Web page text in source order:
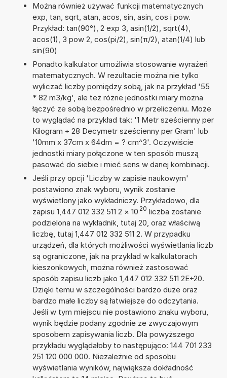
Można również używać funkcji matematycznych
exp, tan, sqrt, atan, acos, sin, asin, cos i pow.
Przykład: tan(90°), 2 exp 3, asin(1/2), sqrt(4),
acos(1), 3 pow 2, cos(pi/2), sin(π/2), atan(1/4) lub
sin(90)
Ponadto kalkulator umożliwia stosowanie wyrażeń
matematycznych. W rezultacie można nie tylko
wyliczać liczby pomiędzy sobą, jak na przykład '55
* 82 m3/kg', ale też różne jednostki miary można
łączyć ze sobą bezpośrednio w przeliczeniu. Może
to wyglądać na przykład tak: '1 Metr sześcienny per
Kilogram + 28 Decymetr sześcienny per Gram' lub
'10mm x 37cm x 64dm = ? cm^3'. Oczywiście
jednostki miary połączone w ten sposób muszą
pasować do siebie i mieć sens w danej kombinacji.
Jeśli przy opcji 'Liczby w zapisie naukowym'
postawiono znak wyboru, wynik zostanie
wyświetlony jako wykładniczy. Przykładowo, dla
zapisu 1,447 012 332 511 2 × 10 20 liczba zostanie
podzielona na wykładnik, tutaj 20, oraz właściwą
liczbę, tutaj 1,447 012 332 511 2. W przypadku
urządzeń, dla których możliwości wyświetlania liczb
są ograniczone, jak na przykład w kalkulatorach
kieszonkowych, można również zastosować
sposób zapisu liczb jako 1,447 012 332 511 2E+20.
Dzięki temu w szczególności bardzo duże oraz
bardzo małe liczby są łatwiejsze do odczytania.
Jeśli w tym miejscu nie postawiono znaku wyboru,
wynik będzie podany zgodnie ze zwyczajowym
sposobem zapisywania liczb. Dla powyższego
przykładu wyglądałoby to następująco: 144 701 233
251 120 000 000. Niezależnie od sposobu
wyświetlania wyników, największa dokładność